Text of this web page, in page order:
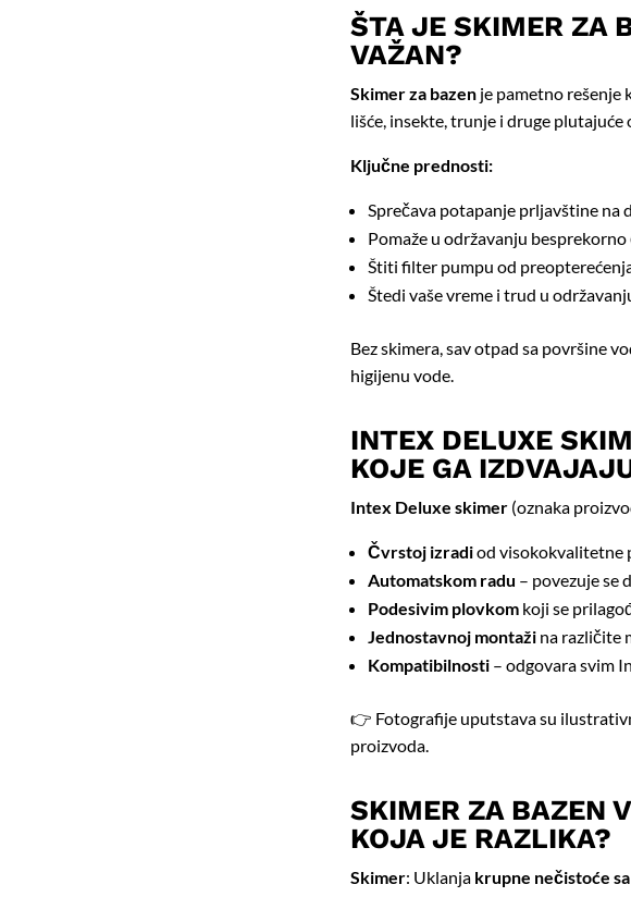
ŠTA JE SKIMER ZA
VAŽAN?
Skimer za bazenje pametno rešenje
lišće, insekte, trunje i druge plutajuće
Ključne prednosti:
Sprečava potapanje prljavštine na
Pomaže u održavanju besprekorno
Štiti filter pumpu od
Štedi vaše vreme i trud u
Bez skimera, sav otpad sa površine
higijenu vode.
INTEX DELUXE
KOJE GA
Intex Deluxe skimer(oznaka
Čvrstoj izradiod visokokvalitetne
Automatskom radu – povezuje se
Podesivim plovkomkoji se
Jednostavnoj montažina različite
Kompatibilnosti– odgovara svim
👉 Fotografije uputstava su
proizvoda.
SKIMER ZA BAZEN
KOJA JE RAZLIKA?
Skimer: Uklanja krupne nečistoće